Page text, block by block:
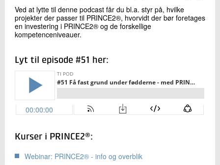
Ved at lytte til denne podcast får du bl.a. styr på, hvilke
projekter der passer til PRINCE2®, hvorvidt der bør foretages
en investering i PRINCE2® og de forskellige
kompetenceniveauer.
Lyt til episode #51 her:
Kurser i PRINCE2®:
Webinar: PRINCE2® - info og overblik